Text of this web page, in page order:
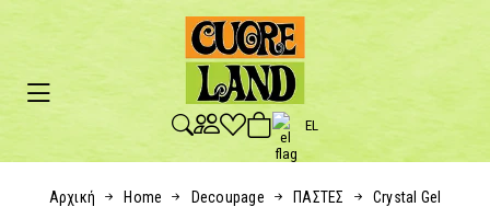
EL
Αρχική Home Decoupage ΠΑΣΤΕΣ Crystal Gel